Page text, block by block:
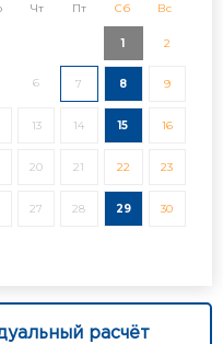
Чт Пт Сб Вс
1 2
6 7 8 9
13 14 15 16
20 21 22 23
27 28 29 30
расчёт